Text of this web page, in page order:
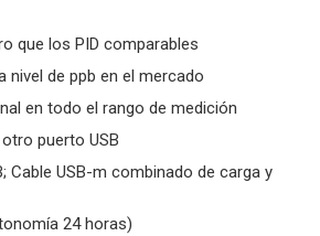
que los PID comparables
nivel de ppb en el mercado
en todo el rango de medición
puerto USB
Cable USB-m combinado de carga y
24 horas)